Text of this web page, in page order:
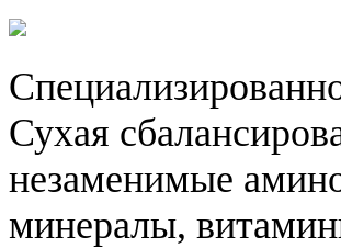
Сухая
незаменимые
минералы,